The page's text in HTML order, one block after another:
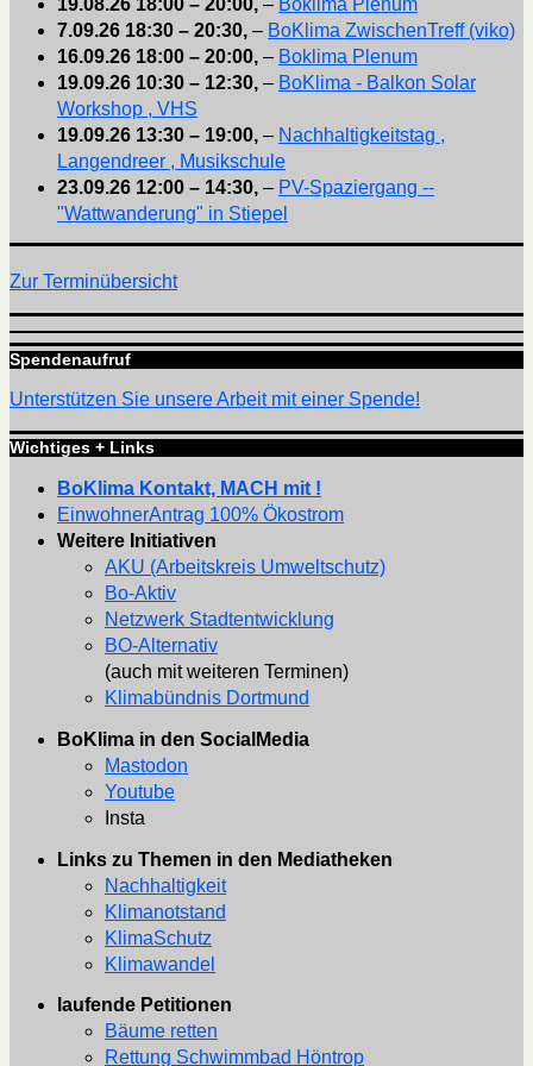
19.08.26 18:00 – 20:00, – Boklima Plenum
7.09.26 18:30 – 20:30, – BoKlima ZwischenTreff (viko)
16.09.26 18:00 – 20:00, – Boklima Plenum
19.09.26 10:30 – 12:30, – BoKlima - Balkon Solar
Workshop , VHS
19.09.26 13:30 – 19:00, – Nachhaltigkeitstag ,
Langendreer , Musikschule
23.09.26 12:00 – 14:30, – PV-Spaziergang --
"Wattwanderung" in Stiepel
Zur Terminübersicht
Spendenaufruf
Unterstützen Sie unsere Arbeit mit einer Spende!
Wichtiges + Links
BoKlima Kontakt, MACH mit !
EinwohnerAntrag 100% Ökostrom
Weitere Initiativen
AKU (Arbeitskreis Umweltschutz)
Bo-Aktiv
Netzwerk Stadtentwicklung
BO-Alternativ
(auch mit weiteren Terminen)
Klimabündnis Dortmund
BoKlima in den SocialMedia
Mastodon
Youtube
Insta
Links zu Themen in den Mediatheken
Nachhaltigkeit
Klimanotstand
KlimaSchutz
Klimawandel
laufende Petitionen
Bäume retten
Rettung Schwimmbad Höntrop